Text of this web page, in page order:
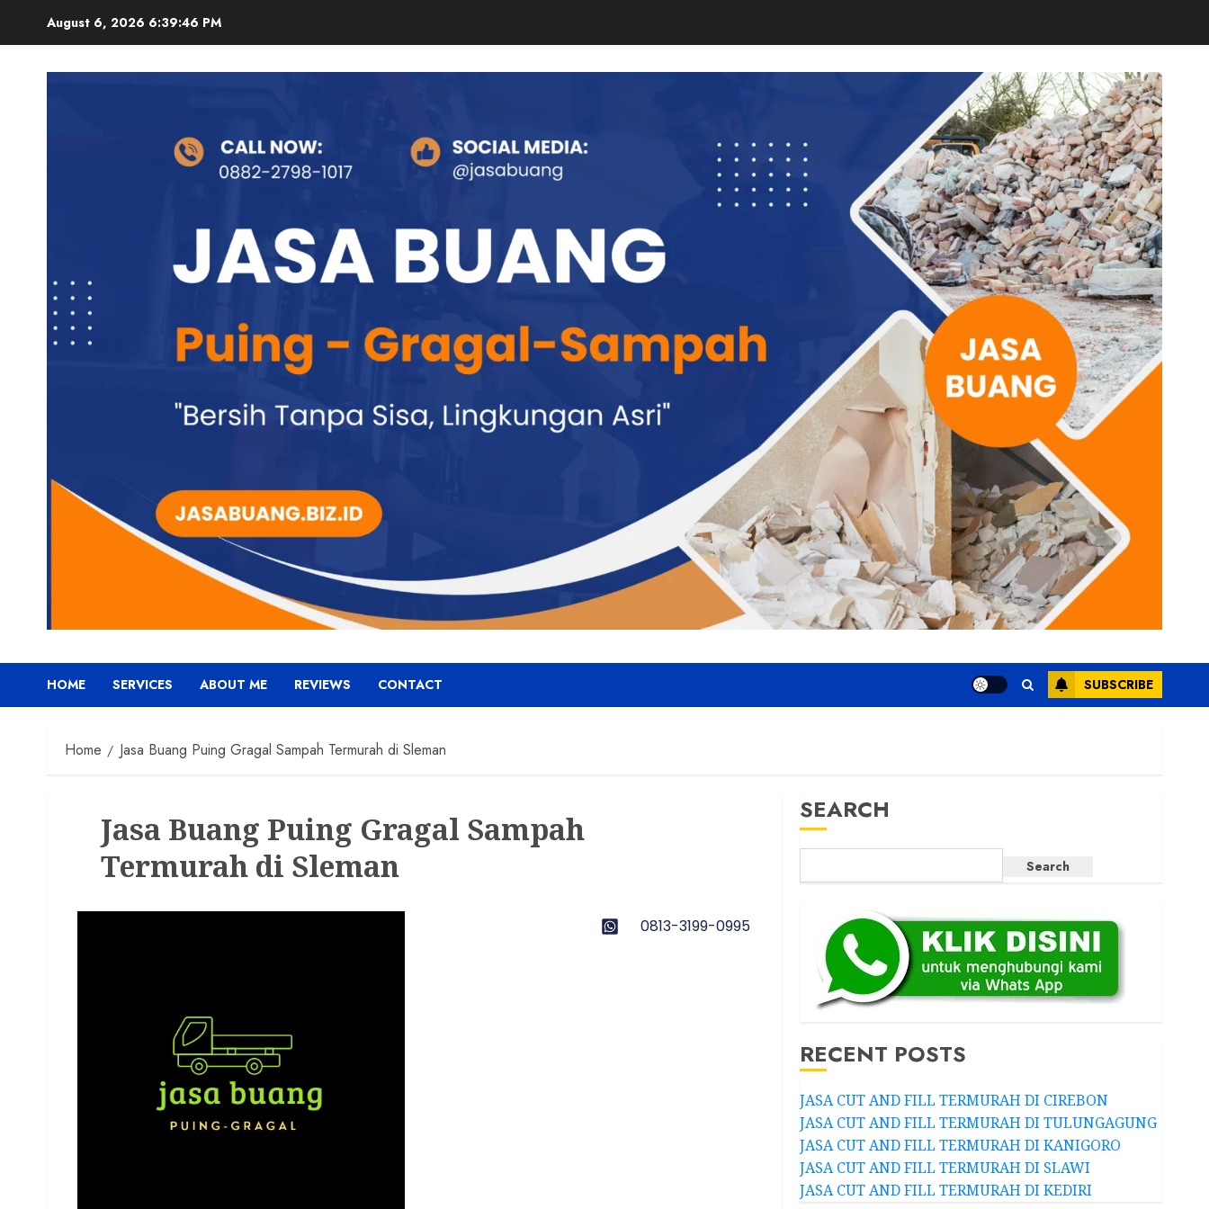
August 6, 2026 6:39:47 PM
HOME SERVICES ABOUT ME REVIEWS CONTACT SUBSCRIBE
Home Jasa Buang Puing Gragal Sampah Termurah di Sleman
Jasa Buang Puing Gragal Sampah
Termurah di Sleman
0813-3199-0995
SEARCH
Search
RECENT POSTS
JASA CUT AND FILL TERMURAH DI CIREBON
JASA CUT AND FILL TERMURAH DI TULUNGAGUNG
JASA CUT AND FILL TERMURAH DI KANIGORO
JASA CUT AND FILL TERMURAH DI SLAWI
JASA CUT AND FILL TERMURAH DI KEDIRI